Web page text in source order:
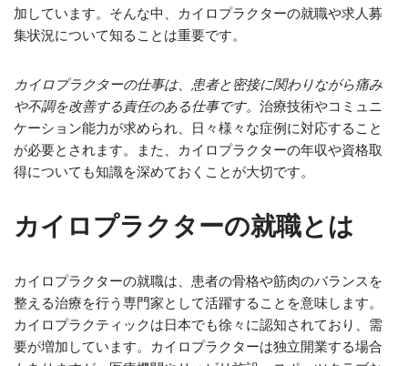
加しています。そんな中、カイロプラクターの就職や求人募
集状況について知ることは重要です。
カイロプラクターの仕事は、患者と密接に関わりながら痛み
や不調を改善する責任のある仕事です。 治療技術やコミュニ
ケーション能力が求められ、日々様々な症例に対応すること
が必要とされます。また、カイロプラクターの年収や資格取
得についても知識を深めておくことが大切です。
カイロプラクターの就職とは
カイロプラクターの就職は、患者の骨格や筋肉のバランスを
整える治療を行う専門家として活躍することを意味します。
カイロプラクティックは日本でも徐々に認知されており、需
要が増加しています。カイロプラクターは独立開業する場合